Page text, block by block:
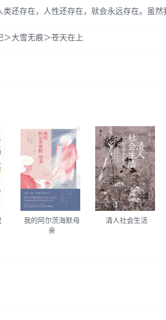
还存在，人性还存在，就会永远存在。虽然
大雪无痕＞苍天在上
我的阿尔茨海默母
亲
清人社会生活